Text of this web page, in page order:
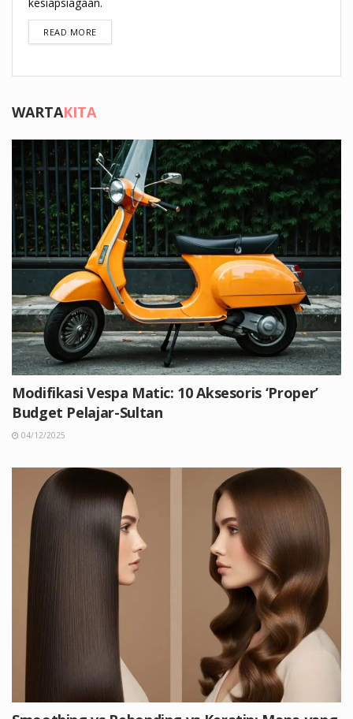
READ MOREDETAILS
WARTAKITA
Modifikasi Vespa Matic: 10 Aksesoris ‘Proper’
Budget Pelajar-Sultan
04/12/2025